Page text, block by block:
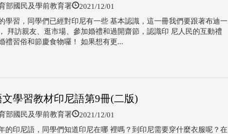
部國民及學前教育署 2021/12/01
學習，同學們已經對印尼有一些 基本認識，這一冊我們要跟著布迪一
拜訪親友、逛市場、參加婚禮和過開齋節，認識印 尼人民的互動禮
禮習俗和節慶食物囉！ 如果想有更...
學習教材印尼語第9冊(二版)
部國民及學前教育署 2021/12/01
的印尼語，同學們知道印尼在哪 裡嗎？到印尼需要穿什麼衣服呢？在